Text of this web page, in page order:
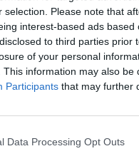
selection. Please note that
interest-based ads
to third parties
of your personal
This information may also
Participants that may further
Data Processing Opt Outs
számít